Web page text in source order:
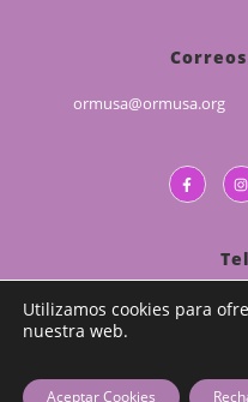
ormusa@ormusa.org
(503) 2226 - 5829
(503) 7989 - 1839
Utilizamos cookies para
nuestra web.
Aceptar Cookies